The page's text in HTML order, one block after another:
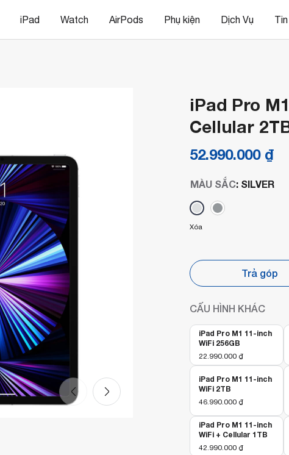
iPad Watch AirPods Phụ kiện Dịch Vụ
iPad Pro
Cellular
52.990.000 ₫
MÀU SẮC: SILVER
Xóa
Trả góp
CẤU HÌNH KHÁC
iPad Pro M1 11-inch
WiFi 256GB
22.990.000 ₫
iPad Pro M1 11-inch
WiFi 2TB
46.990.000 ₫
iPad Pro M1 11-inch
WiFi + Cellular 1TB
42.990.000 ₫